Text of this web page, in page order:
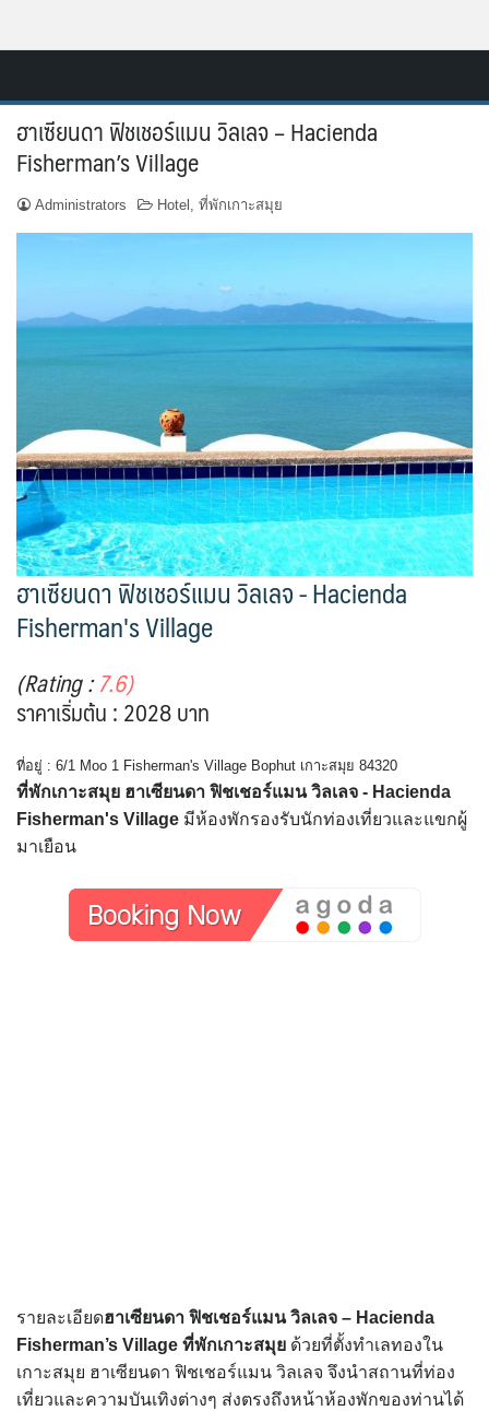
content
Home
ติดต่อ
ทำเว็บไซต์รีสอร์ท
ฮาเซียนดา ฟิชเชอร์แมน วิลเลจ – Hacienda
Fisherman’s Village
Administrators Hotel , ที่พักเกาะสมุย
ฮาเซียนดา ฟิชเชอร์แมน วิลเลจ - Hacienda
Fisherman's Village
(Rating :7.6)
ราคาเริ่มต้น : 2028 บาท
ที่อยู่ : 6/1 Moo 1 Fisherman's Village Bophut เกาะสมุย 84320
ที่พักเกาะสมุย ฮาเซียนดา ฟิชเชอร์แมน วิลเลจ - Hacienda
Fisherman's Village มีห้องพักรองรับนักท่องเที่ยวและแขกผู้
มาเยือน
รายละเอียดฮาเซียนดา ฟิชเชอร์แมน วิลเลจ – Hacienda
Fisherman’s Village ที่พักเกาะสมุย ด้วยที่ตั้งทำเลทองใน
เกาะสมุย ฮาเซียนดา ฟิชเชอร์แมน วิลเลจ จึงนำสถานที่ท่อง
เที่ยวและความบันเทิงต่างๆ ส่งตรงถึงหน้าห้องพักของท่านได้